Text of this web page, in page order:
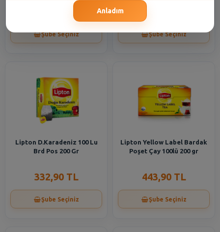
Şube Seçiniz Şube Seçiniz
Lipton D.Karadeniz 100 Lu
Brd Pos 200 Gr
332,90 TL
Şube Seçiniz
Lipton Yellow Label Bardak
Poşet Çay 100lü 200 gr
443,90 TL
Şube Seçiniz
Anladım